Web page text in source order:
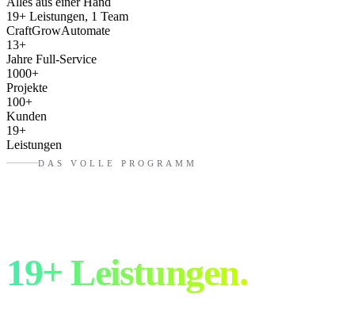
19+ Leistungen, 1 Team
CraftGrowAutomate
13+
Jahre Full-Service
1000+
Projekte
100+
Kunden
19+
Leistungen
DAS VOLLE PROGRAMM
19+ Leistungen.